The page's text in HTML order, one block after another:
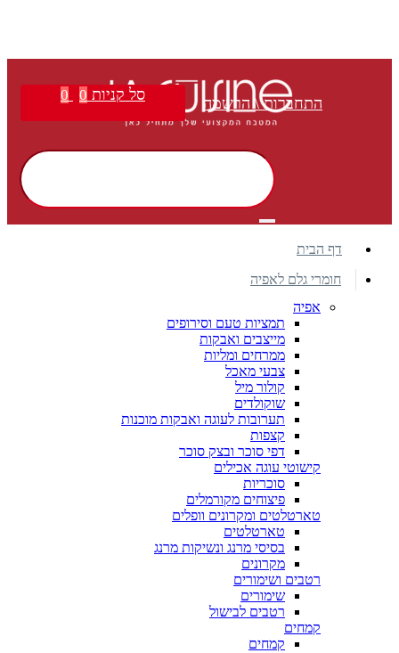
התחברות \ הרשמה סל קניות 0
0
דף הבית
חומרי גלם לאפיה
אפיה
תמציות טעם וסירופים
מייצבים ואבקות
ממרחים ומליות
צבעי מאכל
קולור מיל
שוקולדים
תערובות לעוגה ואבקות מוכנות
קצפות
דפי סוכר ובצק סוכר
קישוטי עוגה אכילים
סוכריות
פיצוחים מקורמלים
טארטלטים ומקרונים וופלים
טארטלטים
בסיסי מרנג ונשיקות מרנג
מקרונים
רטבים ושימורים
שימורים
רטבים לבישול
קמחים
קמחים